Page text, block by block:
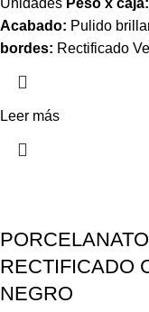
Acabado: Pulido
bordes: Rectificado
Leer más
RECTIFICADO
NEGRO